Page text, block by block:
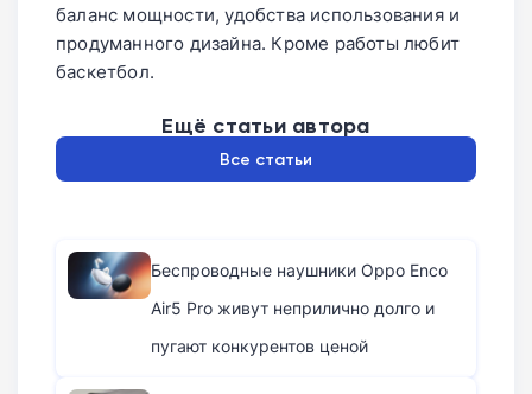
баланс мощности, удобства использования и
продуманного дизайна. Кроме работы любит
баскетбол.
Ещё статьи автора
Все статьи
Беспроводные наушники Oppo Enco
Air5 Pro живут неприлично долго и
пугают конкурентов ценой